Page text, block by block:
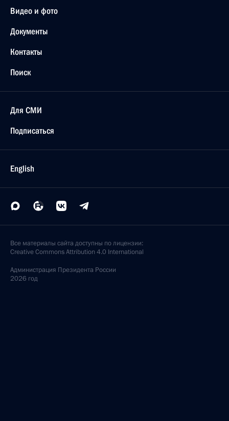
Видео и фото
Документы
Контакты
Поиск
Для СМИ
Подписаться
English
Все материалы сайта доступны по лицензии:
Creative Commons Attribution 4.0 International
Администрация Президента России
2026 год